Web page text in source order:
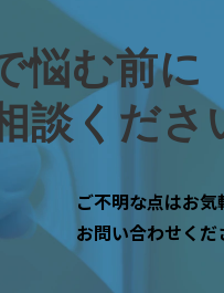
悩む前に
談くださ
ご不明な点はお気
お問い合わせくだ